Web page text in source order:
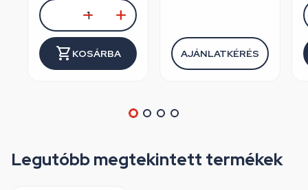
KOSÁRBA AJÁNLATKÉRÉS
Legutóbb megtekintett termékek